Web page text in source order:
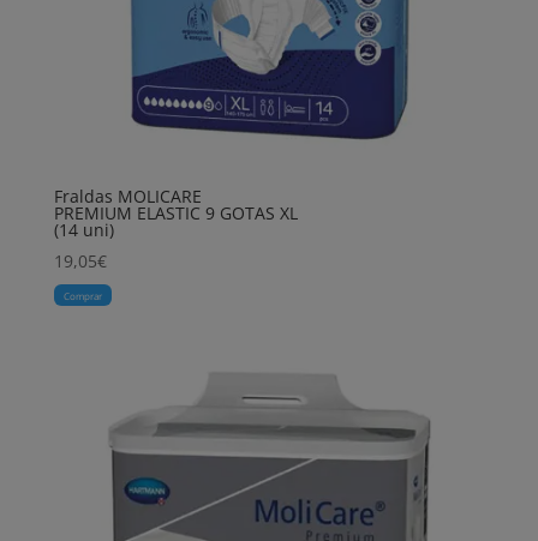
Fraldas MOLICARE
PREMIUM ELASTIC 9 GOTAS XL
(14 uni)
19,05€
Comprar